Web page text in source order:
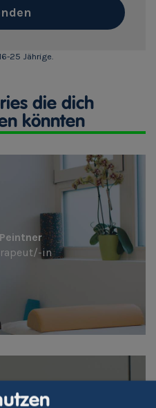
25 Jährige.
die dich
könnten
in